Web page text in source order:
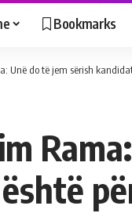
Bookmarks
Unë do të jem sërish